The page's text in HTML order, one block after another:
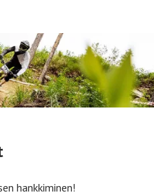
hankkiminen!